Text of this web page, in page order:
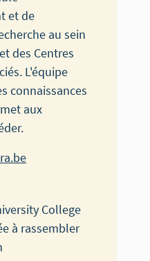
et de
au sein
des Centres
L'équipe
connaissances
aux
College
à rassembler